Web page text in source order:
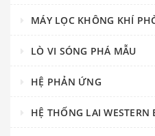
MÁY LỌC KHÔNG KHÍ
LÒ VI SÓNG PHÁ MẪU
HỆ PHẢN ỨNG
HỆ THỐNG LAI WESTERN